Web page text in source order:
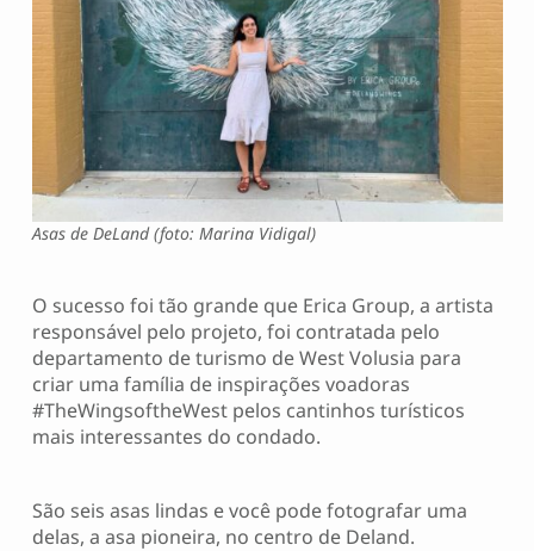
Asas de DeLand (foto: Marina Vidigal)
O sucesso foi tão grande que Erica Group, a artista
responsável pelo projeto, foi contratada pelo
departamento de turismo de West Volusia para
criar uma família de inspirações voadoras
#TheWingsoftheWest pelos cantinhos turísticos
mais interessantes do condado.
São seis asas lindas e você pode fotografar uma
delas, a asa pioneira, no centro de Deland.